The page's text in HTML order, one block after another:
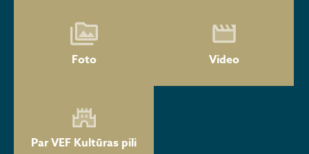
Foto Video
Par VEF Kultūras pili